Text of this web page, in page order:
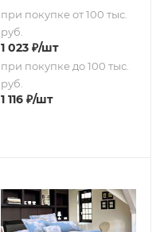
при покупке от 100 тыс.
руб.
1 023₽/шт
при покупке до 100 тыс.
руб.
1 116₽/шт